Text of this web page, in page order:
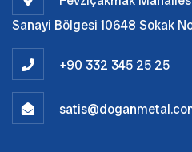
Sanayi Bölgesi 10648 Sokak
+90 332 345 25 25